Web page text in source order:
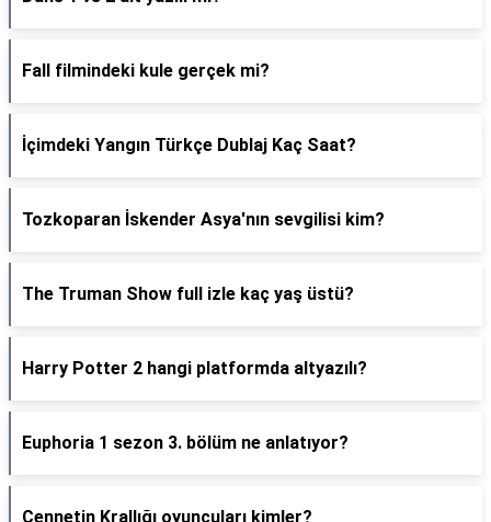
Fall filmindeki kule gerçek mi?
İçimdeki Yangın Türkçe Dublaj Kaç Saat?
Tozkoparan İskender Asya'nın sevgilisi kim?
The Truman Show full izle kaç yaş üstü?
Harry Potter 2 hangi platformda altyazılı?
Euphoria 1 sezon 3. bölüm ne anlatıyor?
Cennetin Krallığı oyuncuları kimler?